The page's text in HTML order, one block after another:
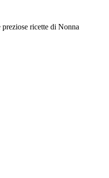
ricette di Nonna